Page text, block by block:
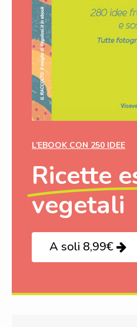
L’EBOOK CON 250 IDEE
Ricette
vegetali
A soli 8,99€